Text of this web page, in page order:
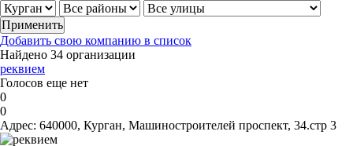
Добавить свою компанию в список
Найдено 34 организации
реквием
Голосов еще нет
0
0
Адрес: 640000, Курган, Машиностроителей проспект, 34.стр 3